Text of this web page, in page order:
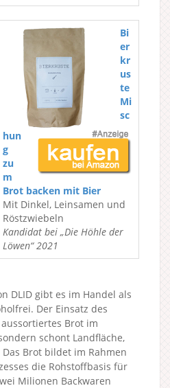
Bi
er
kr
us
te
Mi
sc
hun
g
zu
m
Brot backen mit Bier
Mit Dinkel, Leinsamen und
Röstzwiebeln
Kandidat bei „Die Höhle der
Löwen“ 2021
DLID gibt es im Handel als
Der Einsatz des
Brot im
schont Landfläche,
Brot bildet im Rahmen
die Rohstoffbasis für
Milionen Backwaren